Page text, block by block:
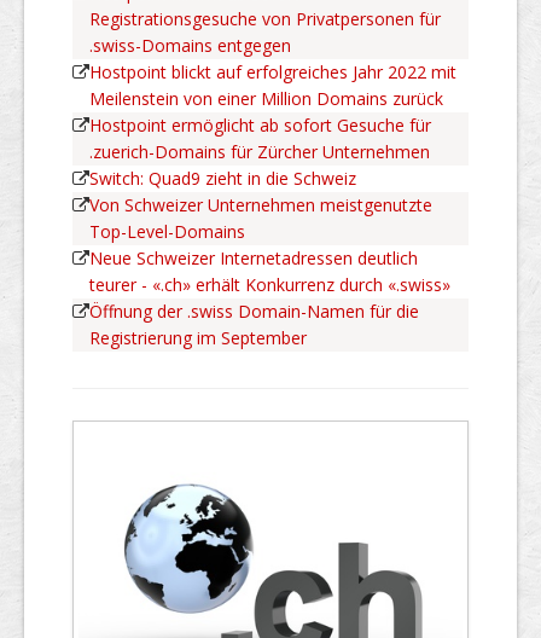
Registrationsgesuche von Privatpersonen für
.swiss-Domains entgegen
Hostpoint blickt auf erfolgreiches Jahr 2022 mit
Meilenstein von einer Million Domains zurück
Hostpoint ermöglicht ab sofort Gesuche für
.zuerich-Domains für Zürcher Unternehmen
Switch: Quad9 zieht in die Schweiz
Von Schweizer Unternehmen meistgenutzte
Top-Level-Domains
Neue Schweizer Internetadressen deutlich
teurer - «.ch» erhält Konkurrenz durch «.swiss»
Öffnung der .swiss Domain-Namen für die
Registrierung im September